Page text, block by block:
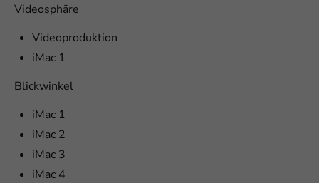
Videosphäre
Videoproduktion
iMac 1
Blickwinkel
iMac 1
iMac 2
iMac 3
iMac 4